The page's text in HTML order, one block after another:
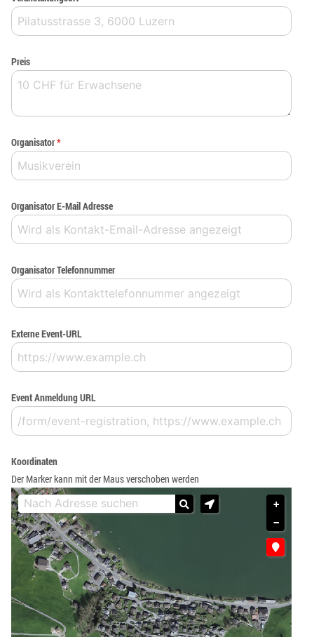
Preis
Organisator*
Organisator E-Mail Adresse
Organisator Telefonnummer
Externe Event-URL
Event Anmeldung URL
Koordinaten
Der Marker kann mit der Maus verschoben werden
+
−